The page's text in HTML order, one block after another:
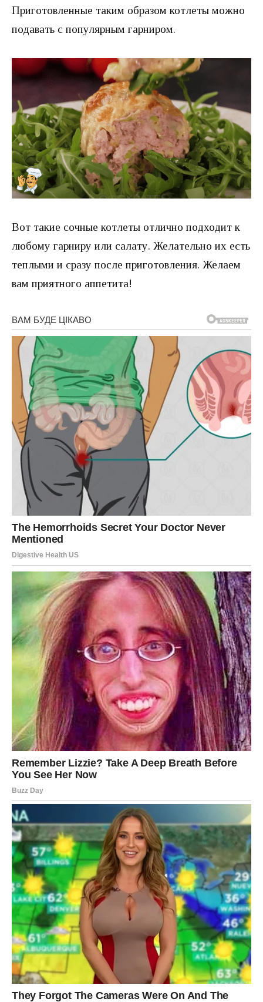
Приготовленные таким образом котлеты можно
подавать с популярным гарниром.
Вот такие сочные котлеты отлично подходит к
любому гарниру или салату. Желательно их есть
теплыми и сразу после приготовления. Желаем
вам приятного аппетита!